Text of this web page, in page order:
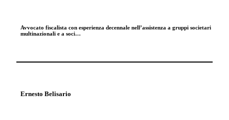
Avvocato fiscalista con esperienza decennale nell’assistenza a gruppi societari
multinazionali e a soci…
Ernesto Belisario